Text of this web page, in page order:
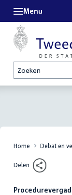
Zoeken
Menu
Home Debat en
Delen